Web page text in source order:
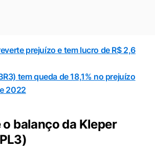
prejuízo e tem lucro de R$ 2,6
tem queda de 18,1% no prejuízo
2022
balanço da Kleper